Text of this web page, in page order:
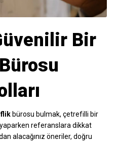
Bir
bürosu bulmak, çetrefilli bir
referanslara dikkat
alacağınız öneriler, doğru